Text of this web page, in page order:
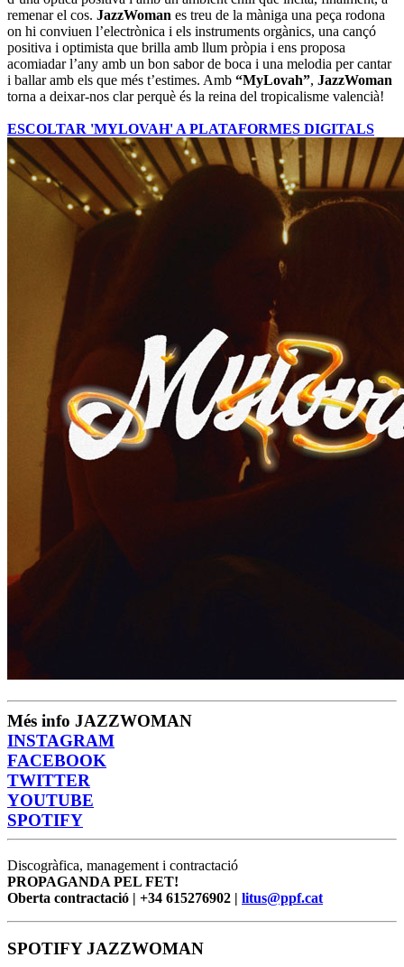
remenar el cos. JazzWoman es treu de la màniga una peça rodona
on hi conviuen l’electrònica i els instruments orgànics, una cançó
positiva i optimista que brilla amb llum pròpia i ens proposa
acomiadar l’any amb un bon sabor de boca i una melodia per cantar
i ballar amb els que més t’estimes. Amb “MyLovah”, JazzWoman
torna a deixar-nos clar perquè és la reina del tropicalisme valencià!
ESCOLTAR 'MYLOVAH' A PLATAFORMES DIGITALS
Més info JAZZWOMAN
INSTAGRAM
FACEBOOK
TWITTER
YOUTUBE
SPOTIFY
Discogràfica, management i contractació
PROPAGANDA PEL FET!
Oberta contractació | +34 615276902 | litus@ppf.cat
SPOTIFY JAZZWOMAN